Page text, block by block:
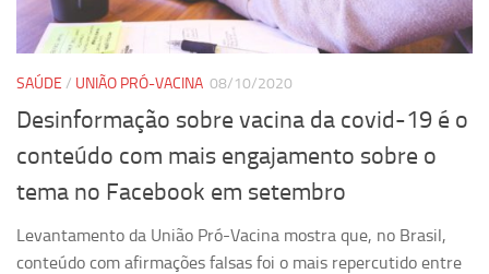
SAÚDE / UNIÃO PRÓ-VACINA 08/10/2020
Desinformação sobre vacina da covid-19 é o
conteúdo com mais engajamento sobre o
tema no Facebook em setembro
Levantamento da União Pró-Vacina mostra que, no Brasil,
conteúdo com afirmações falsas foi o mais repercutido entre